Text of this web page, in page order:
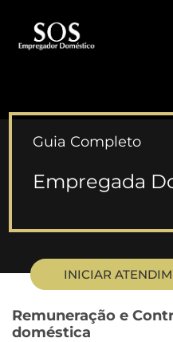
Guia Completo
Empregada
INICIAR
Remuneração e
doméstica